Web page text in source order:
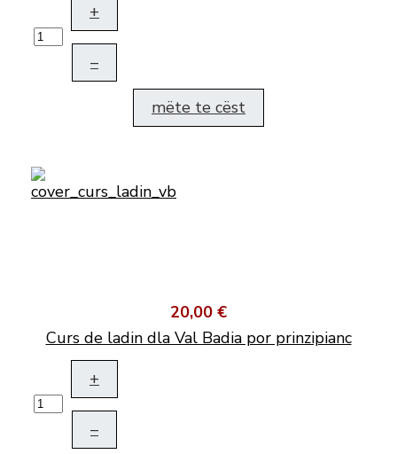
+
–
mëte te cëst
20,00 €
Curs de ladin dla Val Badia por prinzipianc
+
–